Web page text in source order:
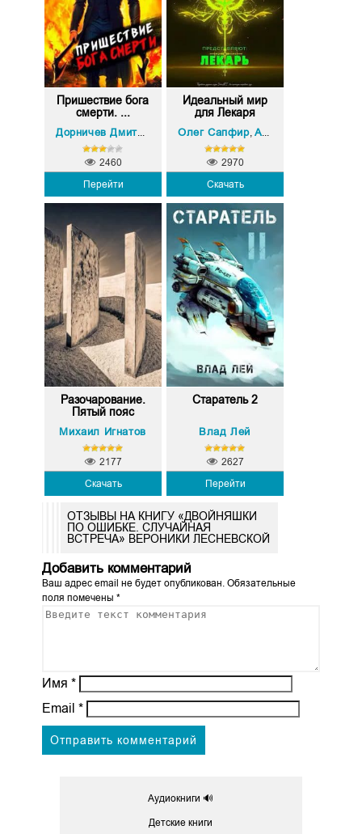
Пришествие бога
смерти. ...
Дорничев Дмитрий
Перейти
2460
Идеальный мир
для Лекаря
Олег Сапфир, Алексей Ковтунов
Скачать
2970
Разочарование.
Пятый пояс
Михаил Игнатов
Скачать
2177
Старатель 2
Влад Лей
Перейти
2627
ОТЗЫВЫ НА КНИГУ «ДВОЙНЯШКИ
ПО ОШИБКЕ. СЛУЧАЙНАЯ
ВСТРЕЧА» ВЕРОНИКИ ЛЕСНЕВСКОЙ
Добавить комментарий
Ваш адрес email не будет опубликован.Обязательные
поля помечены *
Имя *
Email *
Аудиокниги 🔊
Детские книги